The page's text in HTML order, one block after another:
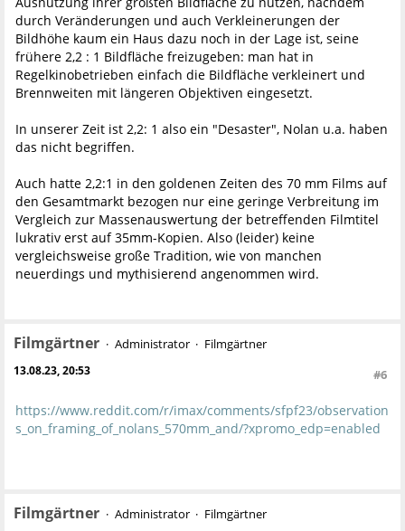
durch Veränderungen und auch Verkleinerungen der
Bildhöhe kaum ein Haus dazu noch in der Lage ist, seine
frühere 2,2 : 1 Bildfläche freizugeben: man hat in
Regelkinobetrieben einfach die Bildfläche verkleinert und
Brennweiten mit längeren Objektiven eingesetzt.
In unserer Zeit ist 2,2: 1 also ein "Desaster", Nolan u.a. haben
das nicht begriffen.
Auch hatte 2,2:1 in den goldenen Zeiten des 70 mm Films auf
den Gesamtmarkt bezogen nur eine geringe Verbreitung im
Vergleich zur Massenauswertung der betreffenden Filmtitel
lukrativ erst auf 35mm-Kopien. Also (leider) keine
vergleichsweise große Tradition, wie von manchen
neuerdings und mythisierend angenommen wird.
Filmgärtner Administrator Filmgärtner
13.08.23, 20:53 #6
https://www.reddit.com/r/imax/comments/sfpf23/observation
s_on_framing_of_nolans_570mm_and/?xpromo_edp=enabled
Filmgärtner Administrator Filmgärtner